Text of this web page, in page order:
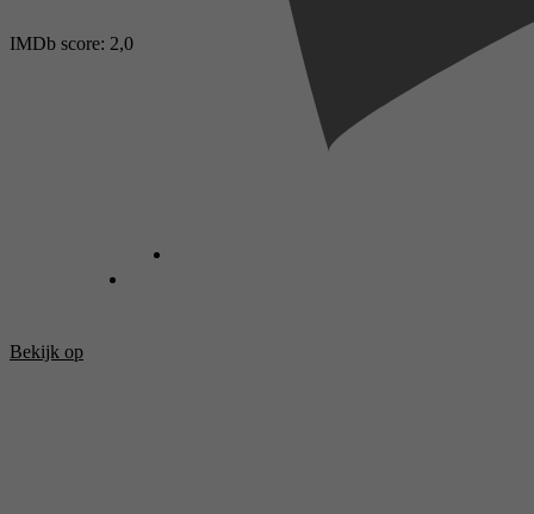
IMDb score: 2,0
Bekijk op